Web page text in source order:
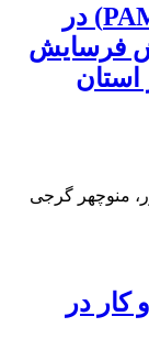
ارزیابی کارایی پلی‌اکریل‌آمید (PAM) در
فرسایش
منوچهر گرجی
کار در